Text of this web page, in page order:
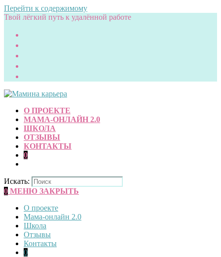
Перейти к содержимому
Твой лёгкий путь к удалённой работе
О ПРОЕКТЕ
МАМА-ОНЛАЙН 2.0
ШКОЛА
ОТЗЫВЫ
КОНТАКТЫ
0
Искать:
0 МЕНЮ ЗАКРЫТЬ
О проекте
Мама-онлайн 2.0
Школа
Отзывы
Контакты
0